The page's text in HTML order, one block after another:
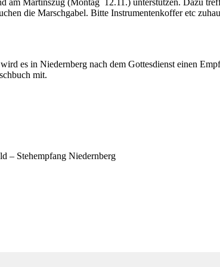
am Martinszug (Montag 12.11.) unterstützen. Dazu
die Marschgabel. Bitte Instrumentenkoffer etc
es in Niedernberg nach dem Gottesdienst einen
mit.
– Stehempfang Niedernberg